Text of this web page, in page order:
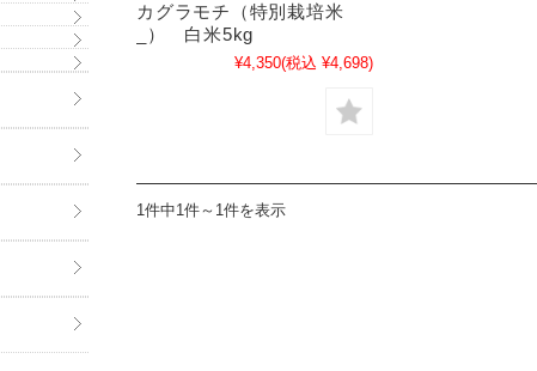
カグラモチ（特別栽培米
_） 白米5kg
¥4,350(税込 ¥4,698)
1件中1件～1件を表示